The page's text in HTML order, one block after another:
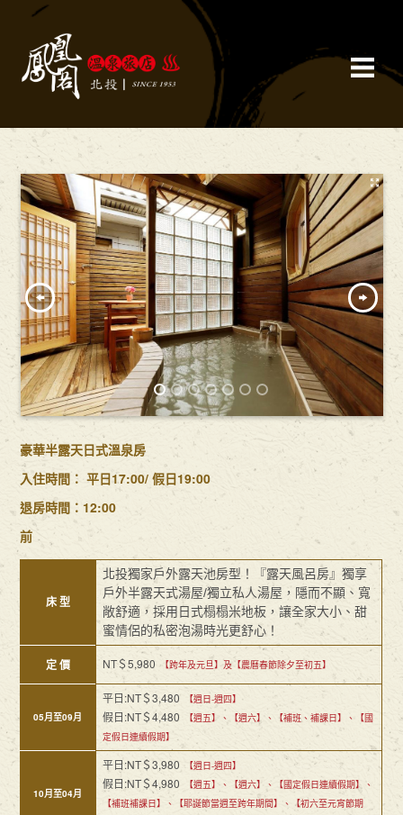
豪華半露天日式溫泉房
入住時間： 平日17:00/ 假日19:00
退房時間：12:00
前
床 型
北投獨家戶外露天池房型！『露天風呂房』獨享
戶外半露天式湯屋/獨立私人湯屋，隱而不顯、寬
敞舒適，採用日式榻榻米地板，讓全家大小、甜
蜜情侶的私密泡湯時光更舒心！
定 價 NT＄5,980 【跨年及元旦】及【農曆春節除夕至初五】
05月至09月
平日:NT＄3,480 【週日-週四】
假日:NT＄4,480
【週五】、【週六】、【補班、補課日】、【國
定假日連續假期】
10月至04月
平日:NT＄3,980 【週日-週四】
假日:NT＄4,980
【週五】、【週六】、【國定假日連續假期】、
【補班補課日】、【耶誕節當週至跨年期間】、【初六至元宵節期